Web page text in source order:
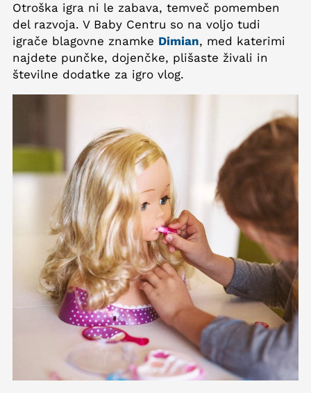
Otroška igra ni le zabava, temveč pomemben
del razvoja. V Baby Centru so na voljo tudi
igrače blagovne znamke Dimian, med katerimi
najdete punčke, dojenčke, plišaste živali in
številne dodatke za igro vlog.